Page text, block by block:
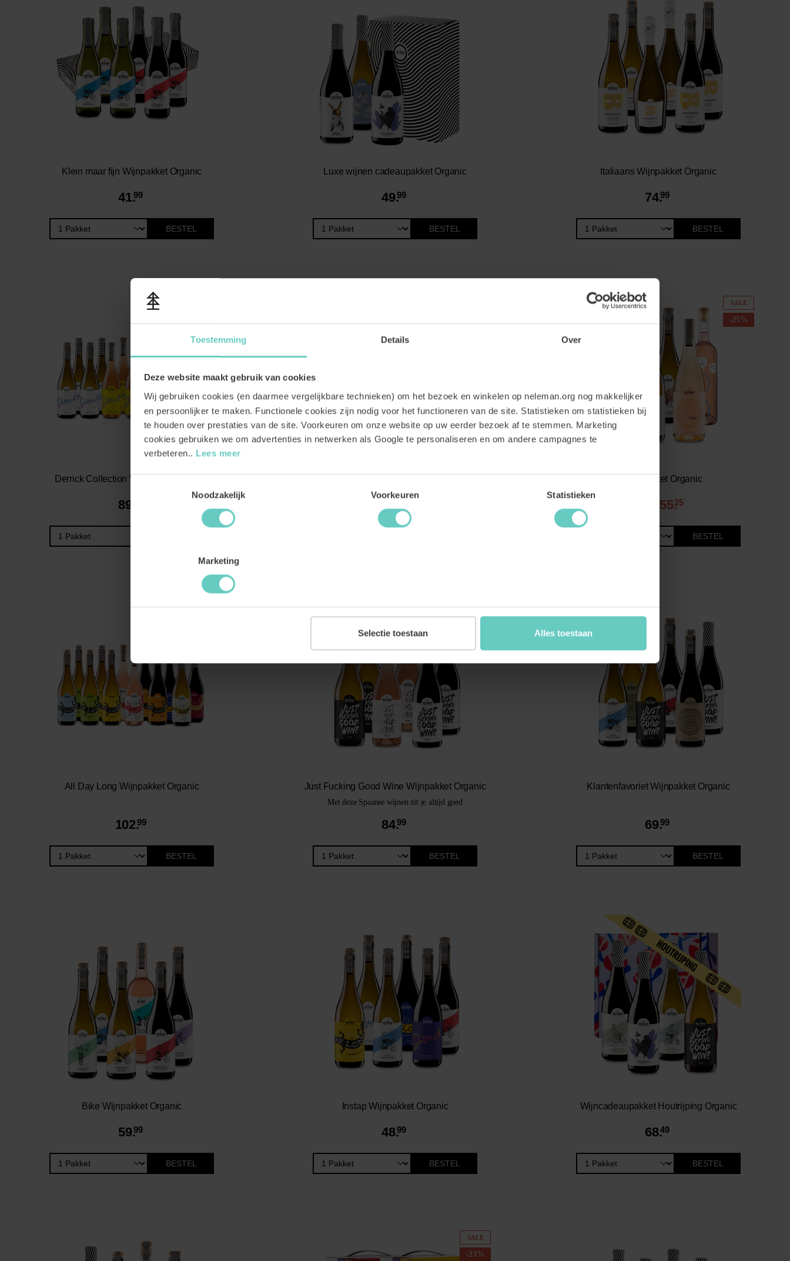
Toestemming Details Over
Deze website maakt gebruik van cookies
Wij gebruiken cookies (en daarmee vergelijkbare technieken) om het bezoek en winkelen op neleman.org nog makkelijker
en persoonlijker te maken. Functionele cookies zijn nodig voor het functioneren van de site. Statistieken om statistieken bij
te houden over prestaties van de site. Voorkeuren om onze website op uw eerder bezoek af te stemmen. Marketing
cookies gebruiken we om advertenties in netwerken als Google te personaliseren en om andere campagnes te
verbeteren.. Lees meer
Toestemmingsselectie
Noodzakelijk
Voorkeuren Statistieken
Marketing
Selectie toestaan Alles toestaan
Klein maar fijn Wijnpakket Organic
41.99
BESTEL
Luxe wijnen cadeaupakket Organic
49.99
BESTEL
Italiaans Wijnpakket Organic
74.99
BESTEL
Derrick Collection Wijnpakket Organic
89. 57.
SALE
-25%
Zomerpakket Organic
55.25
BESTEL
All Day Long Wijnpakket Organic
102.99
BESTEL
Just Fucking Good Wine Wijnpakket Organic
Met deze Spaanse wijnen zit je altijd goed
84.99
BESTEL
Klantenfavoriet Wijnpakket Organic
69.99
BESTEL
Bike Wijnpakket Organic
59.99
BESTEL
Instap Wijnpakket Organic
48.99
BESTEL
Wijncadeaupakket Houtrijping Organic
68.49
BESTEL
SALE
-23%